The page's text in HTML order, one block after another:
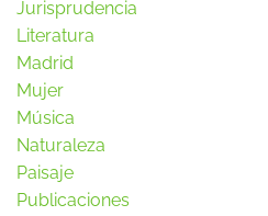
Jurisprudencia
Literatura
Madrid
Mujer
Música
Naturaleza
Paisaje
Publicaciones